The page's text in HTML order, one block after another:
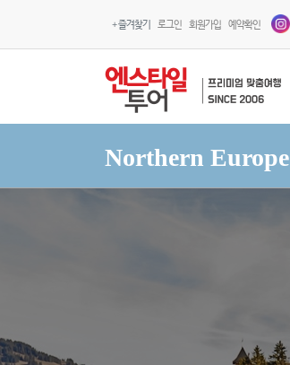
+ 즐겨찾기 로그인 회원가입 예약확인
Northern Europe